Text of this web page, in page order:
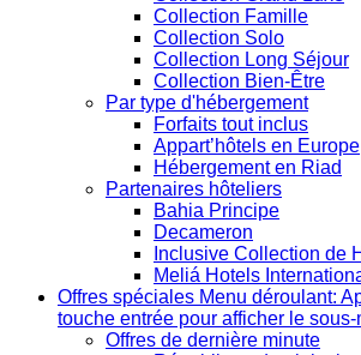
Collection Famille
Collection Solo
Collection Long Séjour
Collection Bien-Être
Par type d'hébergement
Forfaits tout inclus
Appart’hôtels en Europe
Hébergement en Riad
Partenaires hôteliers
Bahia Principe
Decameron
Inclusive Collection de
Meliá Hotels
Offres spéciales Menu déroulant:
touche entrée pour afficher le sous-
Offres de dernière minute